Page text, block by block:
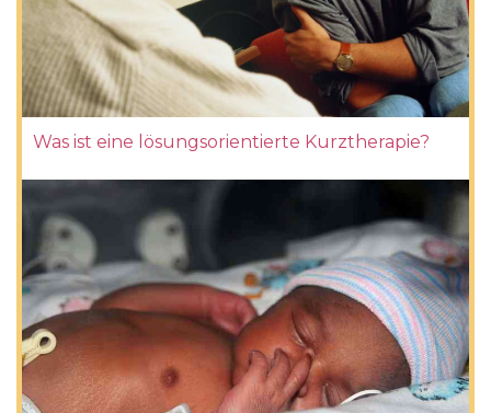
Was ist eine lösungsorientierte Kurztherapie?